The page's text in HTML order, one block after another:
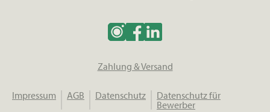
Zahlung & Versand
Impressum AGB Datenschutz
Datenschutz für
Bewerber